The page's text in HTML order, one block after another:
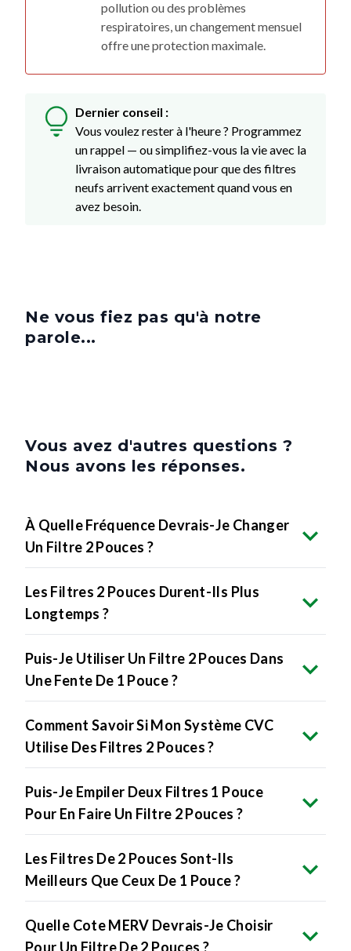
pollution ou des problèmes
respiratoires, un changement mensuel
offre une protection maximale.
Dernier conseil :
Vous voulez rester à l'heure ? Programmez
un rappel — ou simplifiez-vous la vie avec la
livraison automatique pour que des filtres
neufs arrivent exactement quand vous en
avez besoin.
Ne vous fiez pas qu'à notre
parole...
Vous avez d'autres questions ?
Nous avons les réponses.
À Quelle Fréquence Devrais-Je Changer
Un Filtre 2 Pouces ?
Les Filtres 2 Pouces Durent-Ils Plus
Longtemps ?
Puis-Je Utiliser Un Filtre 2 Pouces Dans
Une Fente De 1 Pouce ?
Comment Savoir Si Mon Système CVC
Utilise Des Filtres 2 Pouces ?
Puis-Je Empiler Deux Filtres 1 Pouce
Pour En Faire Un Filtre 2 Pouces ?
Les Filtres De 2 Pouces Sont-Ils
Meilleurs Que Ceux De 1 Pouce ?
Quelle Cote MERV Devrais-Je Choisir
Pour Un Filtre De 2 Pouces ?